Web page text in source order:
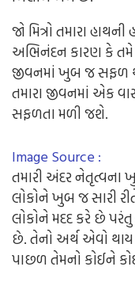
જો મિત્રો તમારા
અભિનંદન કારણ કે
જીવનમાં ખુબ જ સફળ
તમારા જીવનમાં એક
સફળતા મળી જશે.
Image Source :
તમારી અંદર નેતૃત્વના
લોકોને ખુબ જ સારી
લોકોને મદદ કરે છે
છે. તેનો અર્થ એવો
પાછળ તેમનો કોઈને